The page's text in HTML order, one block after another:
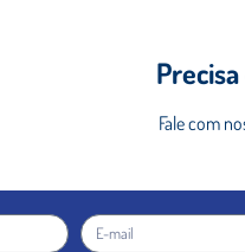
Fale com